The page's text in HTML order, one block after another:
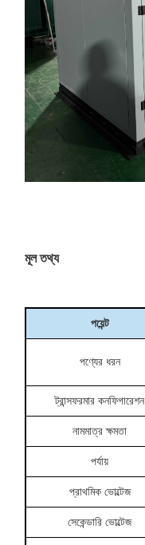
মূল তথ্য
পয়েন্ট
পণ্যের ধরন
ট্রান্সফরমার কনফিগারেশন
নামমাত্র ক্ষমতা
পর্যায়
প্রাথমিক ভোল্টেজ
সেকেন্ডারি ভোল্টেজ